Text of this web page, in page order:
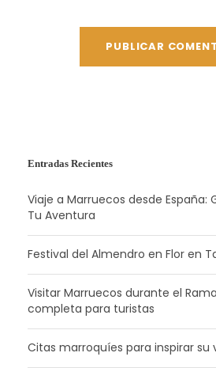
Entradas Recientes
Viaje a Marruecos desde España:
Tu Aventura
Festival del Almendro en Flor en
Visitar Marruecos durante el
completa para turistas
Citas marroquíes para inspirar su